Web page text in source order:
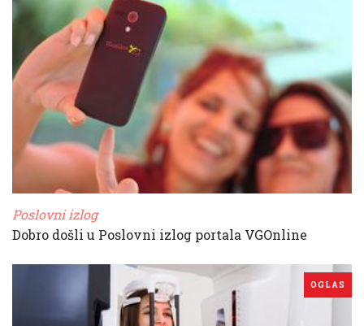
Poslovni izlog
Dobro došli u Poslovni izlog portala VGOnline
OGLAS